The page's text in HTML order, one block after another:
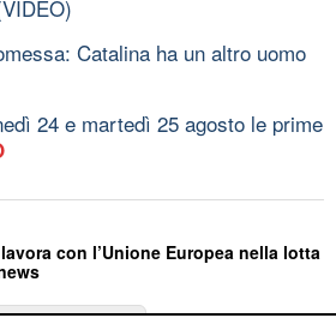
Catalina ha un altro uomo
24 e martedì 25 agosto le prime
con l’Unione Europea nella lotta